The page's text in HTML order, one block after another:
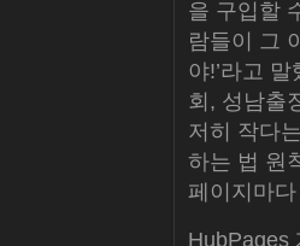
을 구입할
람들이 그
야!’라고
회, 성남출
저히 작다
하는 법 원
페이지마
HubPages